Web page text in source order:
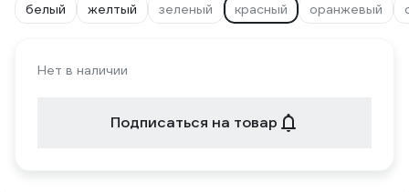
белый
желтый зеленый красный оранжевый
Нет в наличии
Подписаться на товар